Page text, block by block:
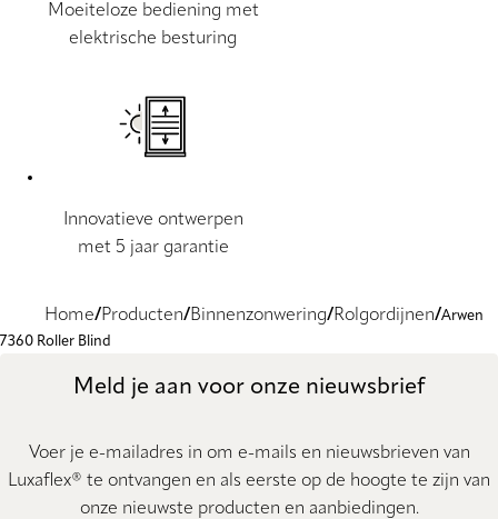
Moeiteloze bediening met
elektrische besturing
Innovatieve ontwerpen
met 5 jaar garantie
Home Producten Binnenzonwering Rolgordijnen Arwen
7360 Roller Blind
Meld je aan voor onze nieuwsbrief
Voer je e-mailadres in om e-mails en nieuwsbrieven van
Luxaflex® te ontvangen en als eerste op de hoogte te zijn van
onze nieuwste producten en aanbiedingen.